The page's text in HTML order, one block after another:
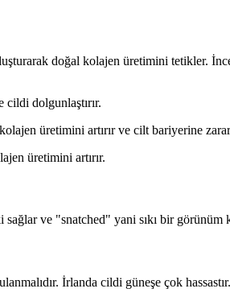
doğal kolajen üretimini tetikler.
cildi dolgunlaştırır.
üretimini artırır ve cilt bariyerine
üretimini artırır.
ve "snatched" yani sıkı bir görünüm
İrlanda cildi güneşe çok hassastır.